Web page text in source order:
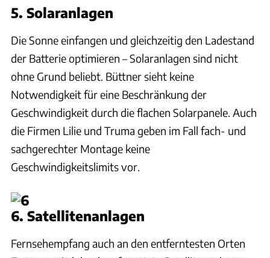
5. Solaranlagen
Die Sonne einfangen und gleichzeitig den Ladestand
der Batterie optimieren – Solaranlagen sind nicht
ohne Grund beliebt. Büttner sieht keine
Notwendigkeit für eine Beschränkung der
Geschwindigkeit durch die flachen Solarpanele. Auch
die Firmen Lilie und Truma geben im Fall fach- und
sachgerechter Montage keine
Geschwindigkeitslimits vor.
6. Satellitenanlagen
Fernsehempfang auch an den entferntesten Orten